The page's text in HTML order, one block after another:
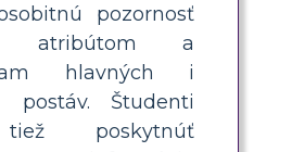
pozornosť
atribútom a
hlavných i
postáv. Študenti
poskytnúť